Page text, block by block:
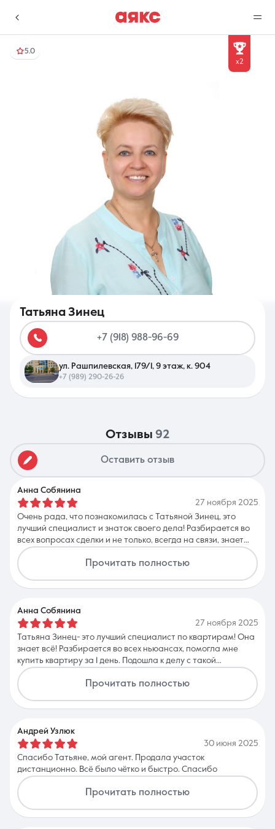
Сравнение
0 объявлений
Услуги
О компании Контакты
8 (861) 297-00-00
Ежедневно с 08:30 до 20:00
x2
5.0
Татьяна Зинец
+7 (918) 988-96-69
ул. Рашпилевская, 179/1, 9 этаж, к. 904
+7 (989) 290-26-26
отзывы 92
Оставить отзыв
Анна Собянина
27 ноября 2025
Очень рада, что познакомилась с Татьяной Зинец, это
лучший специалист и знаток своего дела! Разбирается во
всех вопросах сделки и не только, всегда на связи, знает
ответы на все вопросы. Очень ответственно подошла к
моему вопросу покупки квартиры и как-то легко и быстро я
приобрела недвижимость. Огромная благодарность
Татьяне за помощь, за то, что всегда была рядом,
чуткий и отзывчивый человек!
Прочитать полностью
Анна Собянина
27 ноября 2025
Татьяна Зинец- это лучший специалист по квартирам! Она
знает всё! Разбирается во всех ньюансах, помогла мне
купить квартиру за 1 день. Подошла к делу с такой
ответственностью, как будто себе покупает. К тому же
очень чуткий и отзывчивый человек! Буду всем
рекомендовать только вас! Благодарю за помощь в выборе
квартиры!
Прочитать полностью
Андрей Узлюк
30 июня 2025
Спасибо Татьяне, мой агент. Продала участок
дистанционно. Всё было чётко и быстро. Спасибо
Прочитать полностью